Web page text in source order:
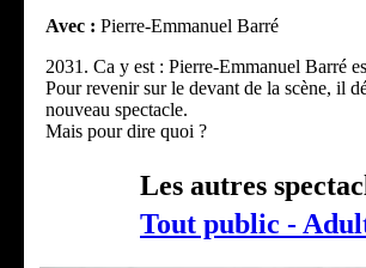
Avec : Pierre-Emmanuel Barré
2031. Ca y est : Pierre-Emmanuel Barré
Pour revenir sur le devant de la scène, il
nouveau spectacle.
Mais pour dire quoi ?
Les autres
Tout public -